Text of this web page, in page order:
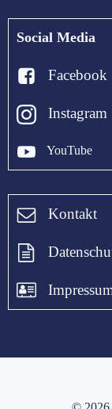
Social Media
Facebook
Instagram
YouTube
Kontakt